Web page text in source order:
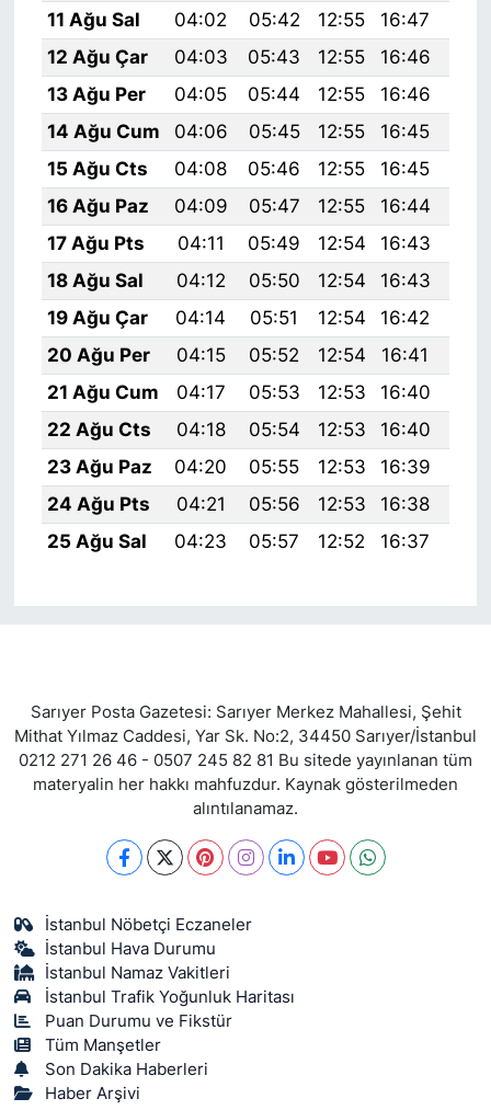
11 Ağu Sal
04:02 05:42 12:55 16:47
12 Ağu Çar
04:03 05:43 12:55 16:46
13 Ağu Per
04:05 05:44 12:55 16:46
14 Ağu Cum
04:06 05:45 12:55 16:45
15 Ağu Cts
04:08 05:46 12:55 16:45
16 Ağu Paz
04:09 05:47 12:55 16:44
17 Ağu Pts
04:11 05:49 12:54 16:43
18 Ağu Sal
04:12 05:50 12:54 16:43
19 Ağu Çar
04:14 05:51 12:54 16:42
20 Ağu Per
04:15 05:52 12:54 16:41
21 Ağu Cum
04:17 05:53 12:53 16:40
22 Ağu Cts
04:18 05:54 12:53 16:40
23 Ağu Paz
04:20 05:55 12:53 16:39
24 Ağu Pts
04:21 05:56 12:53 16:38
25 Ağu Sal
04:23 05:57 12:52 16:37
Sarıyer Posta Gazetesi: Sarıyer Merkez Mahallesi, Şehit
Mithat Yılmaz Caddesi, Yar Sk. No:2, 34450 Sarıyer/İstanbul
0212 271 26 46 - 0507 245 82 81 Bu sitede yayınlanan tüm
materyalin her hakkı mahfuzdur. Kaynak gösterilmeden
alıntılanamaz.
İstanbul Nöbetçi Eczaneler
İstanbul Hava Durumu
İstanbul Namaz Vakitleri
İstanbul Trafik Yoğunluk Haritası
Puan Durumu ve Fikstür
Tüm Manşetler
Son Dakika Haberleri
Haber Arşivi